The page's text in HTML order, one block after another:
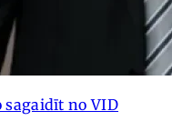
sagaidīt no VID